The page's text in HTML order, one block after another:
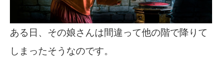
ある日、その娘さんは間違って他の階で降りて
しまったそうなのです。